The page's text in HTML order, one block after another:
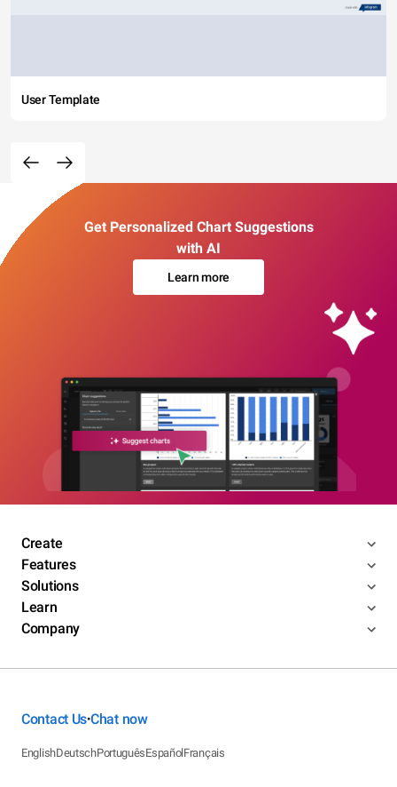
User Template
Get Personalized Chart Suggestions
with AI
Learn more
Create
Features
Solutions
Learn
Company
Contact Us•Chat now
EnglishDeutschPortuguêsEspañolFrançais